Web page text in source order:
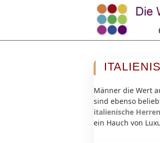
Männer die Wert
sind ebenso
italienische
ein Hauch von